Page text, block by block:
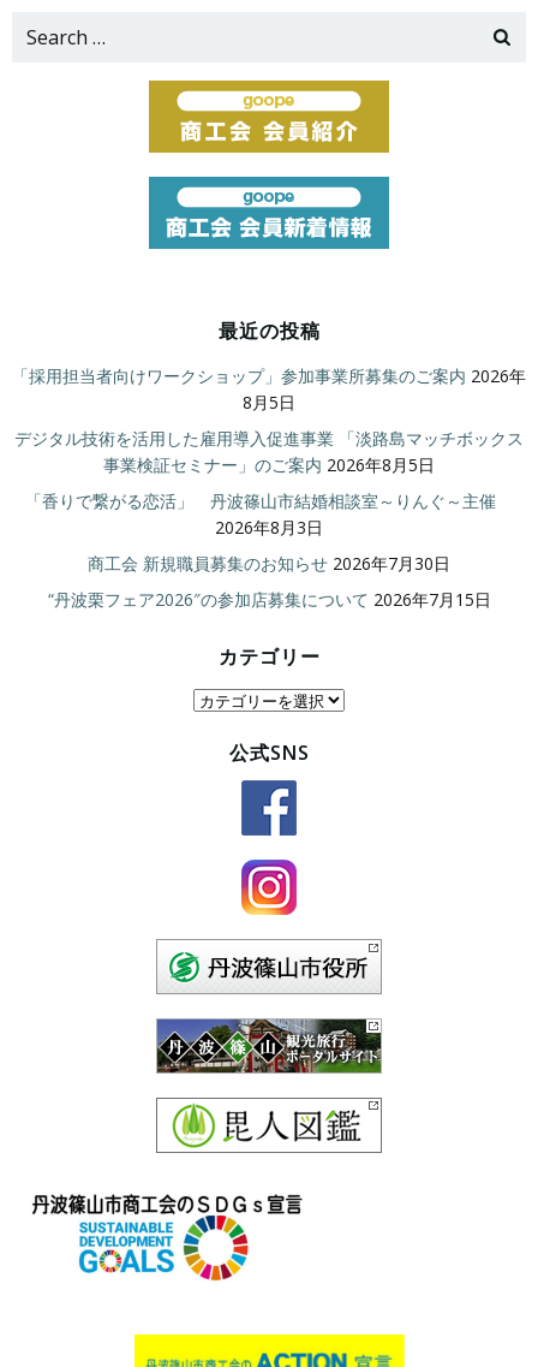
Search
最近の投稿
「採用担当者向けワークショップ」参加事業所募集のご案内 2026年
8月5日
デジタル技術を活用した雇用導入促進事業 「淡路島マッチボックス
事業検証セミナー」のご案内 2026年8月5日
「香りで繋がる恋活」 丹波篠山市結婚相談室～りんぐ～主催
2026年8月3日
商工会 新規職員募集のお知らせ 2026年7月30日
“丹波栗フェア2026″の参加店募集について 2026年7月15日
カテゴリー
カ
公式SNS